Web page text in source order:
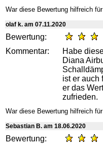
War diese Bewertung hilfreich
olaf k. am 07.11.2020
Bewertung:
Kommentar:
Habe
Diana
ist er auch
er das
zufrieden.
War diese Bewertung hilfreich
Sebastian B. am 18.06.2020
Bewertung: